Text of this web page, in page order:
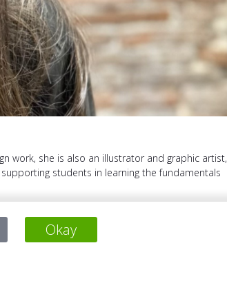
work, she is also an illustrator and graphic artist,
students in learning the fundamentals
Okay